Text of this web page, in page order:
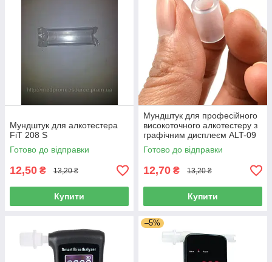
Мундштук для алкотестера
FiT 208 S
Готово до відправки
12,50 ₴ 13,20 ₴
Купити
Мундштук для професійного
високоточного алкотестеру з
графічним дисплеєм ALT-09
Готово до відправки
12,70 ₴ 13,20 ₴
Купити
–5%